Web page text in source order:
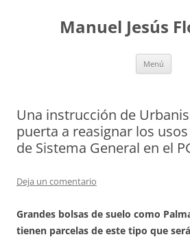
contenidoManuel Jesús
Menú
Una instrucción de
puerta a reasignar los
de Sistema General en el
Deja un comentario
Grandes bolsas de suelo como
tienen parcelas de este tipo que